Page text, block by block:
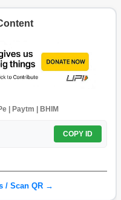
| Paytm | BHIM
COPY ID
/ Scan QR →